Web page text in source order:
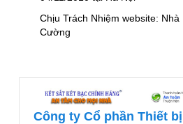
Chịu Trách Nhiệm website: Nhà
Cường
Công ty Cổ phần Thiết